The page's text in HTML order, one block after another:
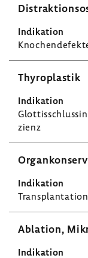
Thyro­plastik
zienz
Abla­tion,